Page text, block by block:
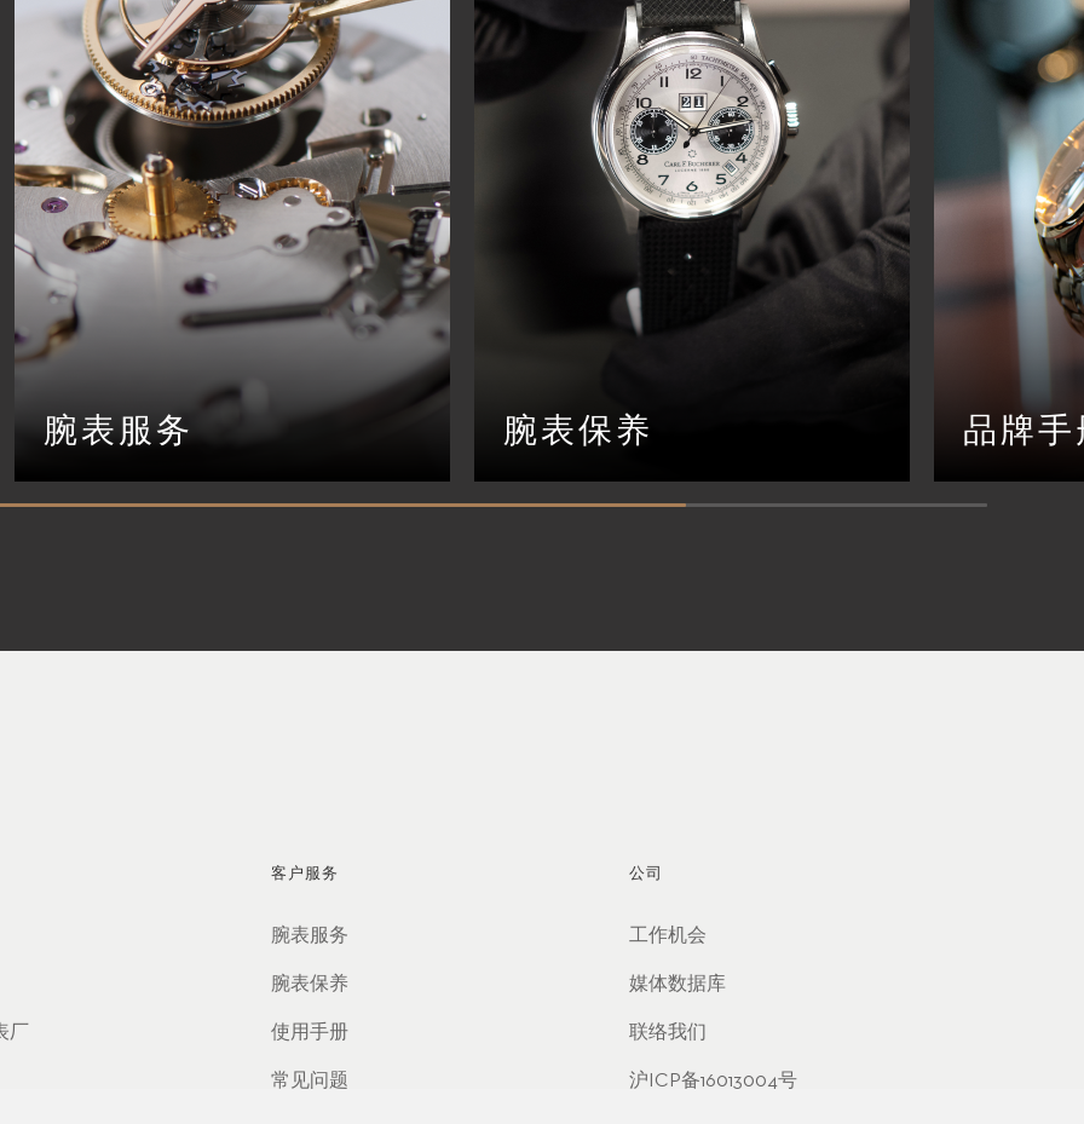
腕表服务 腕表保养 品牌手
客户服务
腕表服务
腕表保养
使用手册
常见问题
公司
工作机会
媒体数据库
联络我们
沪ICP备16013004号